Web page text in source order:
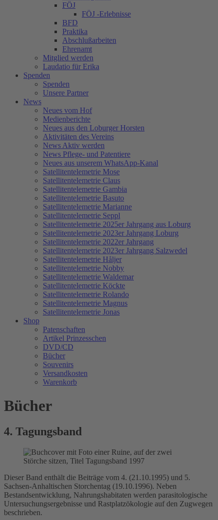
FÖJ
FÖJ -Erlebnisse
BFD
Praktika
Abschlußarbeiten
Ehrenamt
Mitglied werden
Laudatio für Erika
Spenden
Spenden
Unsere Partner
News
Neues vom Hof
Medienberichte
Neues aus den Loburger Horsten
Aktivitäten des Vereins
News Aktiv werden
News Pflege- und Patentiere
Neues aus unserem WhatsApp-Kanal
Satellitentelemetrie Mose
Satellitentelemetrie Claus
Satellitentelemetrie Gambia
Satellitentelemetrie Basuto
Satellitentelemetrie Marianne
Satellitentelemetrie Seppl
Satellitentelemetrie 2025er Jahrgang aus Loburg
Satellitentelemetrie 2023er Jahrgang Loburg
Satellitentelemetrie 2022er Jahrgang
Satellitentelemetrie 2023er Jahrgang Salzwedel
Satellitentelemetrie Håljer
Satellitentelemetrie Nobby
Satellitentelemetrie Waldemar
Satellitentelemetrie Köckte
Satellitentelemetrie Rolando
Satellitentelemetrie Magnus
Satellitentelemetrie Jonas
Shop
Patenschaften
Artikel Prinzesschen
DVD/CD
Bücher
Souvenirs
Versandkosten
Warenkorb
Bücher
4. Tagungsband
Dieser Band enthält die Beiträge vom 4. (21.10.1995) und 5.
Sachsen-Anhaltischen Storchentag (19.10.1996). Neben
Bestandsentwicklung, Nahrungshabitaten werden parasitologische
Untersuchungsergebnisse und Rastplatzökologie auf den Zugwegen
beschrieben.